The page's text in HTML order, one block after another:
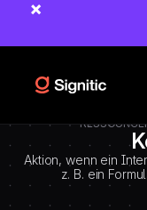
Aktion, wenn ein
z. B. ein